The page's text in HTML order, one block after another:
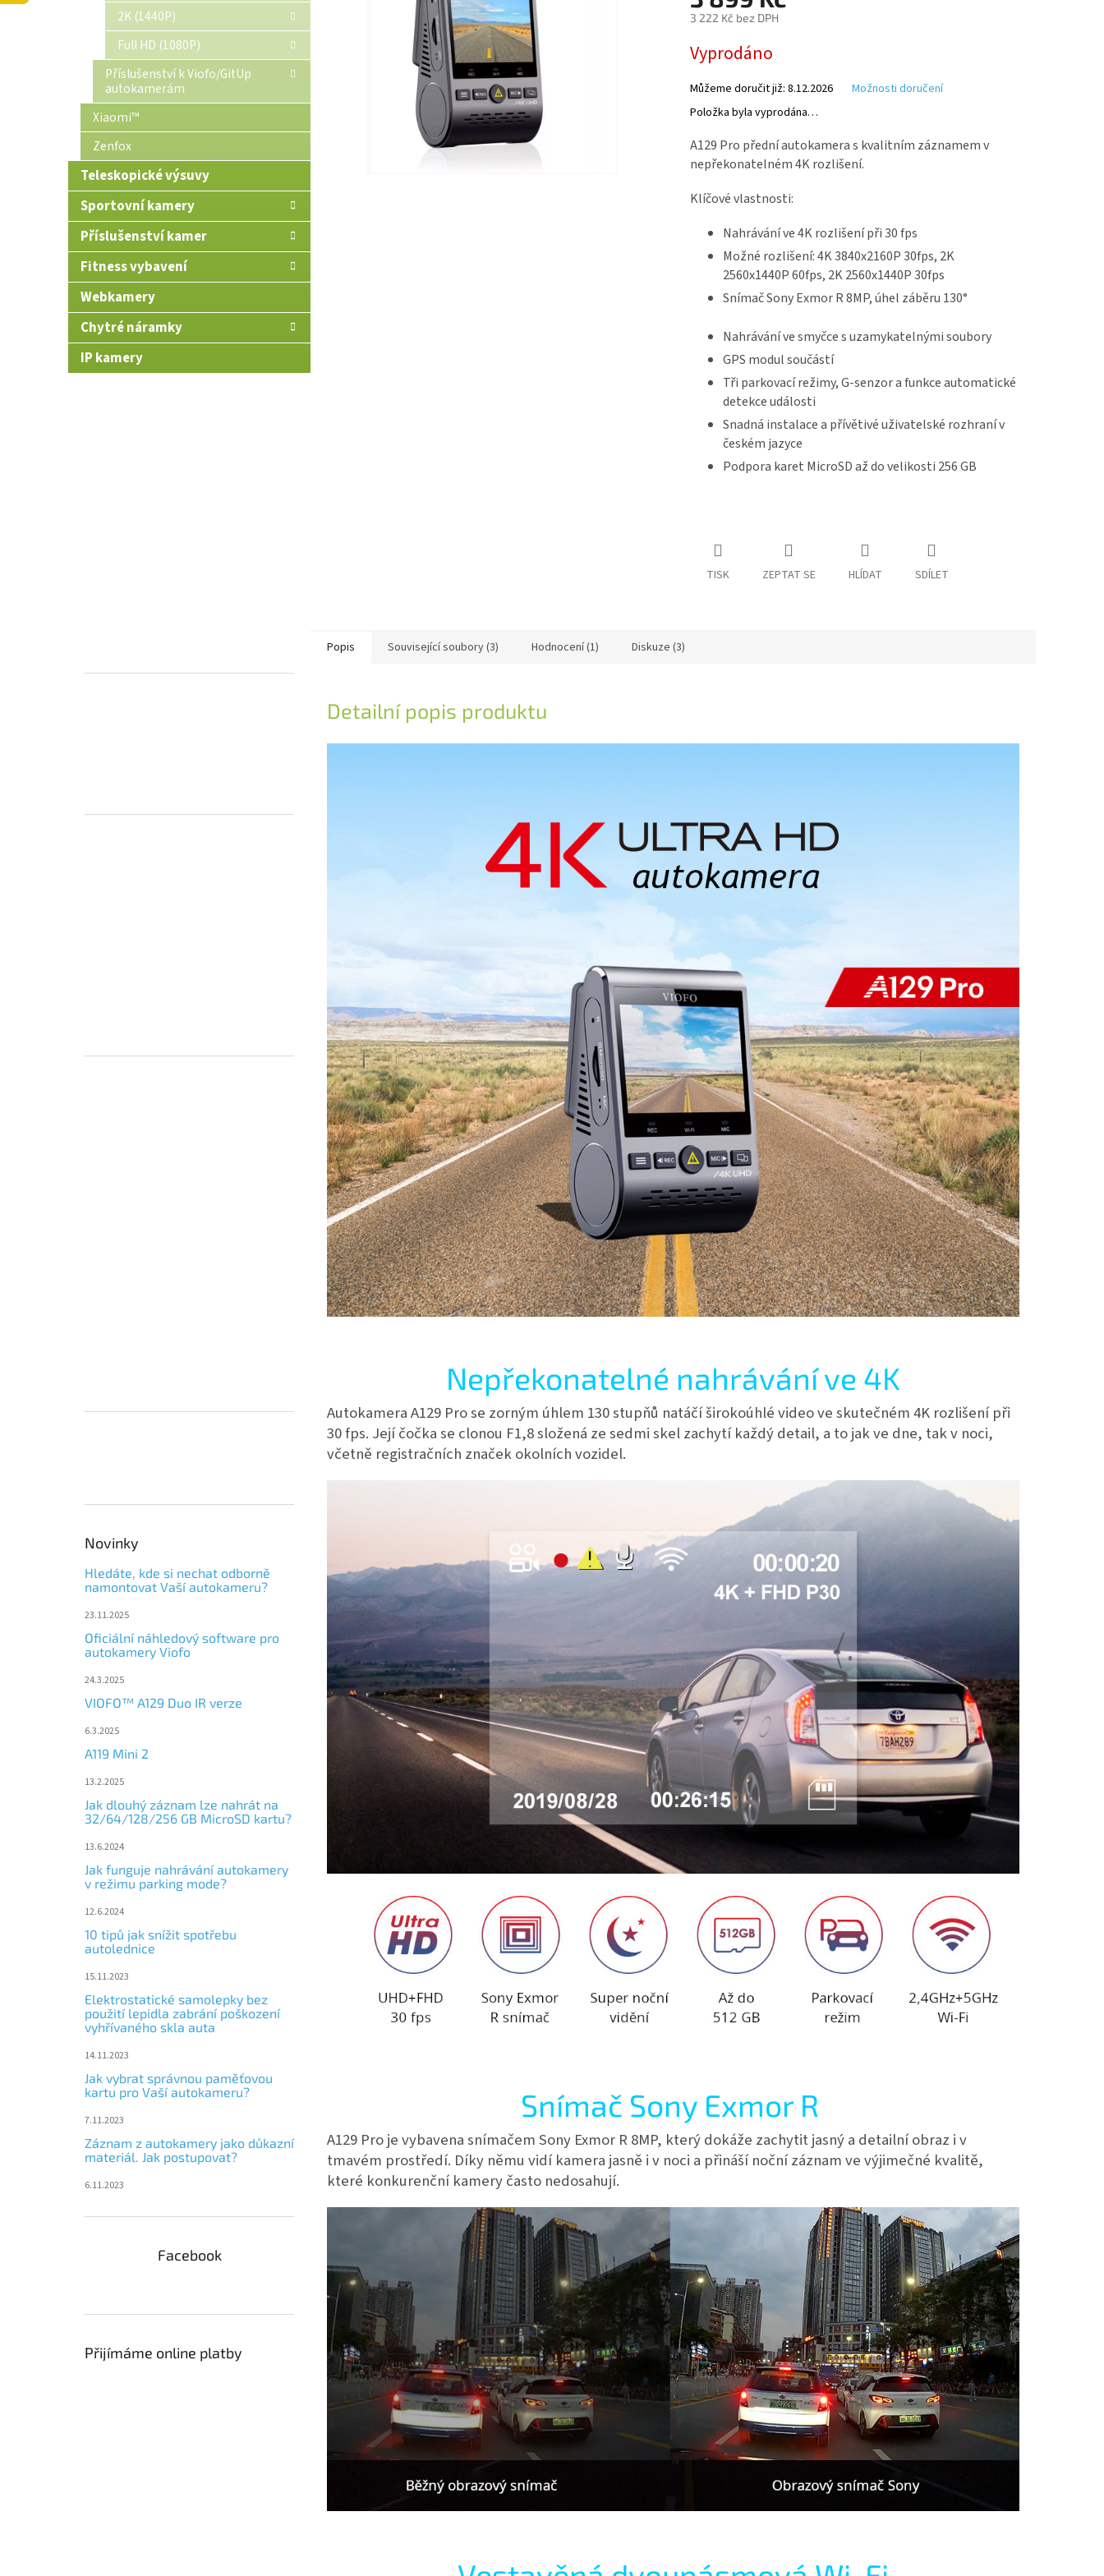
2K (1440P)
Full HD (1080P)
Příslušenství k Viofo/GitUp
autokamerám
Xiaomi™
Zenfox
Teleskopické výsuvy
Sportovní kamery
Příslušenství kamer
Fitness vybavení
Webkamery
Chytré náramky
IP kamery
Novinky
Hledáte, kde si nechat odborně
namontovat Vaší autokameru?
23.11.2025
Oficiální náhledový software pro
autokamery Viofo
24.3.2025
VIOFO™ A129 Duo IR verze
6.3.2025
A119 Mini 2
13.2.2025
Jak dlouhý záznam lze nahrát na
32/64/128/256 GB MicroSD kartu?
13.6.2024
Jak funguje nahrávání autokamery
v režimu parking mode?
12.6.2024
10 tipů jak snížit spotřebu
autolednice
15.11.2023
Elektrostatické samolepky bez
použití lepidla zabrání poškození
vyhřívaného skla auta
14.11.2023
Jak vybrat správnou paměťovou
kartu pro Vaší autokameru?
7.11.2023
Záznam z autokamery jako důkazní
materiál. Jak postupovat?
6.11.2023
Facebook
Přijímáme online platby
5,0
z
hvězdiček.
3 222 Kč bez DPH
cena:
Vyprodáno
Můžeme doručit již: 8.12.2026
Možnosti doručení
Položka byla vyprodána…
A129 Pro přední autokamera s kvalitním záznamem v
nepřekonatelném 4K rozlišení.
Klíčové vlastnosti:
Nahrávání ve 4K rozlišení při 30 fps
Možné rozlišení: 4K 3840x2160P 30fps, 2K
2560x1440P 60fps, 2K 2560x1440P 30fps
Snímač Sony Exmor R 8MP, úhel záběru 130°
Nahrávání ve smyčce s uzamykatelnými soubory
GPS modul součástí
Tři parkovací režimy, G-senzor a funkce automatické
detekce události
Snadná instalace a přívětivé uživatelské rozhraní v
českém jazyce
Podpora karet MicroSD až do velikosti 256 GB
TISK ZEPTAT SE HLÍDAT SDÍLET
Popis Související soubory (3) Hodnocení (1) Diskuze (3)
Detailní popis produktu
Nepřekonatelné nahrávání ve 4K
Autokamera A129 Pro se zorným úhlem 130 stupňů natáčí širokoúhlé video ve skutečném 4K rozlišení při
30 fps. Její čočka se clonou F1,8 složená ze sedmi skel zachytí každý detail, a to jak ve dne, tak v noci,
včetně registračních značek okolních vozidel.
Snímač Sony Exmor R
A129 Pro je vybavena snímačem Sony Exmor R 8MP, který dokáže zachytit jasný a detailní obraz i v
tmavém prostředí. Díky němu vidí kamera jasně i v noci a přináší noční záznam ve výjimečné kvalitě,
které konkurenční kamery často nedosahují.